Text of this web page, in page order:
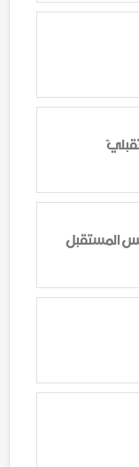
المستقبل